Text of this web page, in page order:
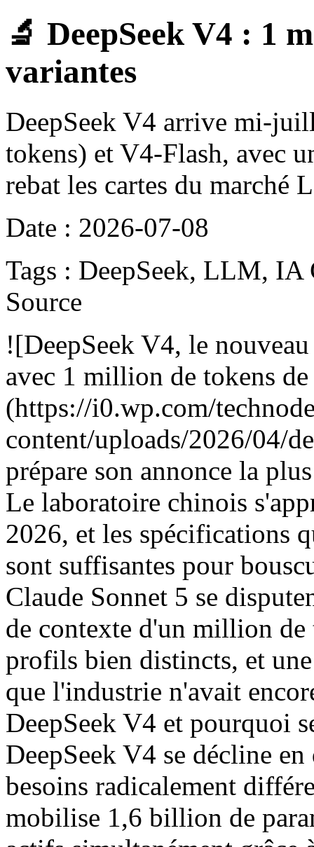
🔬 DeepSeek V4 : 1
variantes
DeepSeek V4 arrive mi-
tokens) et V4-Flash, avec
rebat les cartes du marché
Date : 2026-07-08
Tags : DeepSeek, LLM,
Source
![DeepSeek V4, le
avec 1 million de tokens
(https://i0.wp.com/
content/uploads/2026/04/
prépare son annonce la
Le laboratoire chinois
2026, et les spécifications
sont suffisantes pour
Claude Sonnet 5 se
de contexte d'un million
profils bien distincts, et
que l'industrie n'avait
DeepSeek V4 et pourquoi
DeepSeek V4 se décline
besoins radicalement
mobilise 1,6 billion de